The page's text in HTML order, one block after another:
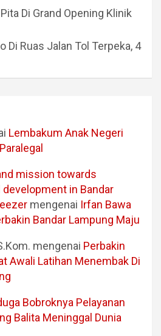
Di Grand Opening Klinik
Di Ruas Jalan Tol Terpeka, 4
Lembakum Anak Negeri
mission towards
in Bandar
mengenai Irfan Bawa
Bandar Lampung Maju
mengenai Perbakin
Awali Latihan Menembak Di
Bobroknya Pelayanan
Balita Meninggal Dunia